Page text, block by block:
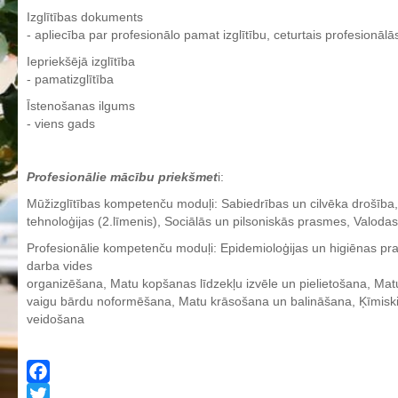
Aktualizētais pašvērtējuma ziņojums 2024
Aktualizētais pašvērtējuma ziņojums 2025
BPVV attīstības un investīciju stratēģijas plāns
Investīciju un attīstības stratēģija
Skolas telpu īres cenrādis
Biedrība
BPVV ciklogramma
Konvents
Latvijas Koks "Biedra sertifikāts"
Izglītības process
Valsts aizsardzības mācību programma
Izglītības dokuments
- apliecība par profesionālo pamat izglītību, ceturtais
Iepriekšējā izglītība
- pamatizglītība
Īstenošanas ilgums
- viens gads
Profesionālie mācību priekšmeti:
Mūžizglītības kompetenču moduļi: Sabiedrības un cilvēka
tehnoloģijas (2.līmenis), Sociālās un pilsoniskās prasmes,
Profesionālie kompetenču moduļi: Epidemioloģijas un higiēnas
darba vides
organizēšana, Matu kopšanas līdzekļu izvēle un pielietošana,
vaigu bārdu noformēšana, Matu krāsošana un balināšana,
veidošana
Facebook